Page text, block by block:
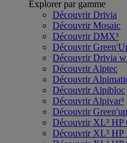
Explorer par gamme
Découvrir Drivia
Découvrir Mosaic
Découvrir DMX³
Découvrir
Découvrir Drivia
Découvrir Alptec
Découvrir
Découvrir Alpibloc
Découvrir Alpivar³
Découvrir
Découvrir XL³ HP
Découvrir XL³ HP